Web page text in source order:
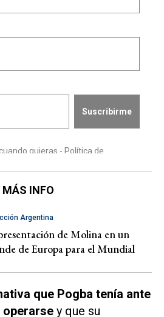
MÁS INFO
Argentina
de Molina en un
de Europa para el Mundial
que Pogba tenía ante
operarse y que su